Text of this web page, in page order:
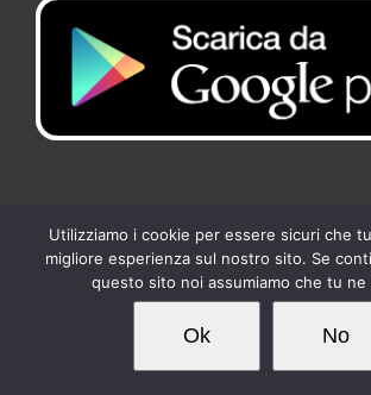
Copyright 2017 Tennis Club Kipling | All Rights
Cookies| Powered byLoto
Facebook
Utilizziamo i cookie per essere sicuri che
migliore esperienza sul nostro sito. Se
questo sito noi assumiamo che tu ne
Ok No